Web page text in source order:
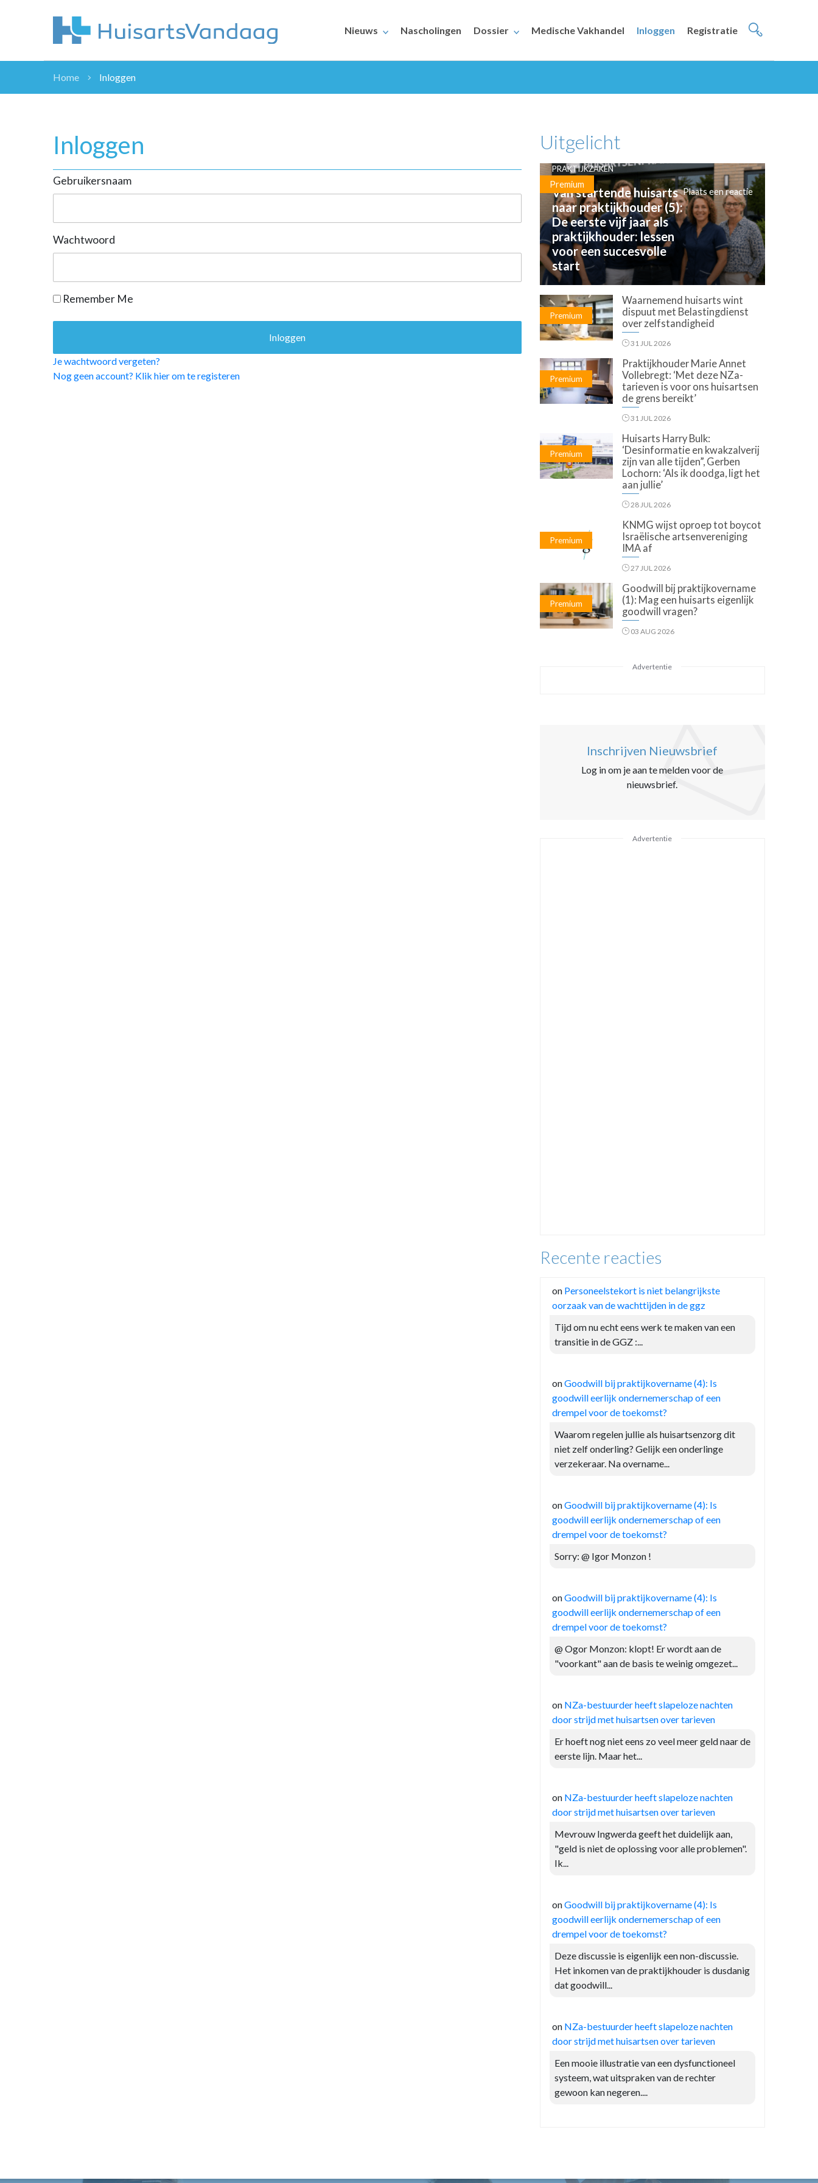
Nieuws Nascholingen Dossier Medische Vakhandel Inloggen Registratie
ZORGVERZEKERAARS
DOSSIER
NHG
PRAKTIJKZAKEN
VPHUISARTSEN
MEDISCHE VAKHANDEL
Home Inloggen
Inloggen
Gebruikersnaam
Wachtwoord
Remember Me
Je wachtwoord vergeten?
Nog geen account? Klik hier om te registeren
Uitgelicht
Premium
PRAKTIJKZAKEN
Van startende huisarts
naar praktijkhouder (5):
De eerste vijf jaar als
praktijkhouder: lessen
voor een succesvolle
start
Plaats een reactie
Premium
Waarnemend huisarts wint
dispuut met Belastingdienst
over zelfstandigheid
31 JUL 2026
Premium
Praktijkhouder Marie Annet
Vollebregt: ‘Met deze NZa-
tarieven is voor ons huisartsen
de grens bereikt’
31 JUL 2026
Premium
Huisarts Harry Bulk:
‘Desinformatie en kwakzalverij
zijn van alle tijden”, Gerben
Lochorn: ‘Als ik doodga, ligt het
aan jullie’
28 JUL 2026
Premium
KNMG wijst oproep tot boycot
Israëlische artsenvereniging
IMA af
27 JUL 2026
Premium
Goodwill bij praktijkovername
(1): Mag een huisarts eigenlijk
goodwill vragen?
03 AUG 2026
Advertentie
Inschrijven Nieuwsbrief
Log in om je aan te melden voor de
nieuwsbrief.
Advertentie
Recente reacties
on Personeelstekort is niet belangrijkste
oorzaak van de wachttijden in de ggz
Tijd om nu echt eens werk te maken van een
transitie in de GGZ :...
onGoodwill bij praktijkovername (4): Is
goodwill eerlijk ondernemerschap of een
drempel voor de toekomst?
Waarom regelen jullie als huisartsenzorg dit
niet zelf onderling? Gelijk een onderlinge
verzekeraar. Na overname...
onGoodwill bij praktijkovername (4): Is
goodwill eerlijk ondernemerschap of een
drempel voor de toekomst?
Sorry: @ Igor Monzon !
onGoodwill bij praktijkovername (4): Is
goodwill eerlijk ondernemerschap of een
drempel voor de toekomst?
@ Ogor Monzon: klopt! Er wordt aan de
"voorkant" aan de basis te weinig omgezet...
on NZa-bestuurder heeft slapeloze nachten
door strijd met huisartsen over tarieven
Er hoeft nog niet eens zo veel meer geld naar de
eerste lijn. Maar het...
on NZa-bestuurder heeft slapeloze nachten
door strijd met huisartsen over tarieven
Mevrouw Ingwerda geeft het duidelijk aan,
"geld is niet de oplossing voor alle problemen".
Ik...
onGoodwill bij praktijkovername (4): Is
goodwill eerlijk ondernemerschap of een
drempel voor de toekomst?
Deze discussie is eigenlijk een non-discussie.
Het inkomen van de praktijkhouder is dusdanig
dat goodwill...
on NZa-bestuurder heeft slapeloze nachten
door strijd met huisartsen over tarieven
Een mooie illustratie van een dysfunctioneel
systeem, wat uitspraken van de rechter
gewoon kan negeren....